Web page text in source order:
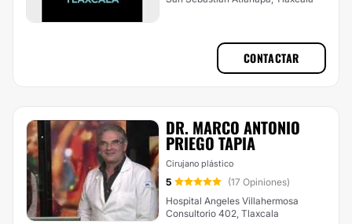
CONTACTAR
DR. MARCO ANTONIO
PRIEGO TAPIA
Cirujano plástico
5
(17 Opiniones)
Hospital Angeles Villahermosa
Consultorio 402, Tlaxcala